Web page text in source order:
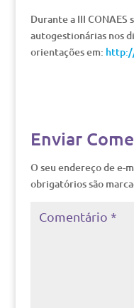
Durante a III
autogestionárias nos
orientações em:
Enviar
O seu endereço de e-
obrigatórios são